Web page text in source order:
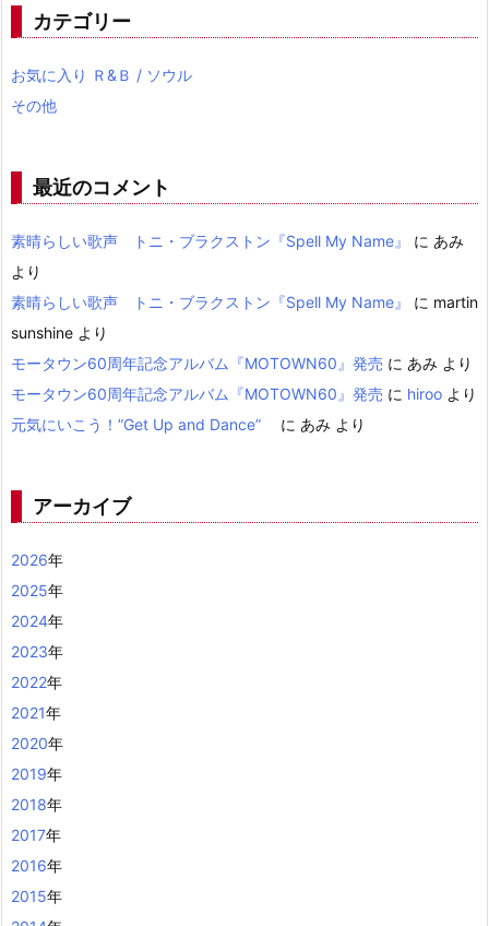
カテゴリー
お気に入り Ｒ&Ｂ / ソウル
その他
最近のコメント
素晴らしい歌声 トニ・ブラクストン『Spell My Name』 に あみ
より
素晴らしい歌声 トニ・ブラクストン『Spell My Name』
に martin
sunshine より
モータウン60周年記念アルバム『MOTOWN60』発売 に あみ より
モータウン60周年記念アルバム『MOTOWN60』発売 に hiroo より
元気にいこう！”Get Up and Dance”
に あみ より
アーカイブ
2026年
2025年
2024年
2023年
2022年
2021年
2020年
2019年
2018年
2017年
2016年
2015年